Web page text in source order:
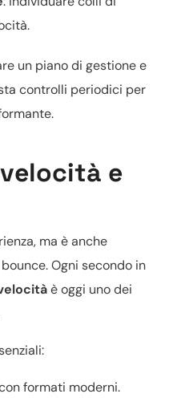
un piano digestione e
controlli periodici per
e
ma è anche
Ogni secondo in
è oggi uno dei
formati moderni.